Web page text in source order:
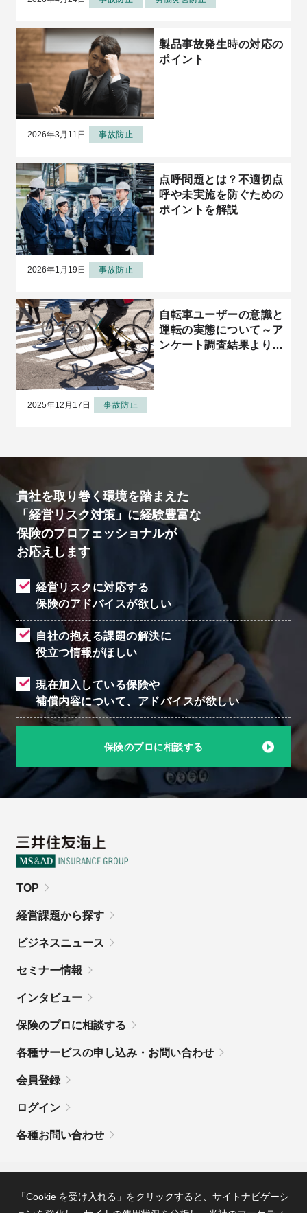
製品事故発生時の対応の
ポイント
2026年3月11日 事故防止
点呼問題とは？不適切点
呼や未実施を防ぐための
ポイントを解説
2026年1月19日 事故防止
自転車ユーザーの意識と
運転の実態について～ア
ンケート調査結果より
2025年12月17日 事故防止
貴社を取り巻く環境を踏まえた
「経営リスク対策」に経験豊富な
保険のプロフェッショナルが
お応えします
経営リスクに対応する
保険のアドバイスが欲しい
自社の抱える課題の解決に
役立つ情報がほしい
現在加入している保険や
補償内容について、 アドバイスが欲しい
保険のプロに相談する
TOP
経営課題から探す
ビジネスニュース
セミナー情報
インタビュー
保険のプロに相談する
各種サービスの申し込み・お問い合わせ
会員登録
ログイン
各種お問い合わせ
MSコンパスとは
利用規約
「Cookie を受け入れる」をクリックすると、サイトナビゲーシ